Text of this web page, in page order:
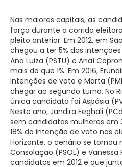
Nas maiores capitais, as
força durante a corrida
pleito anterior. Em 2012, em
chegou a ter 5% das
Ana Luiza (PSTU) e Anaí
mais do que 1%. Em 2016,
intenções de voto e Marta
chegar ao segundo turno. No
única candidata foi Aspásia
Neste ano, Jandira Feghali
sem candidatas mulheres em
18% da intenção de voto nas
Horizonte, o cenário se tornou
Consolação (PSOL) e Vanessa
candidatas em 2012 e que